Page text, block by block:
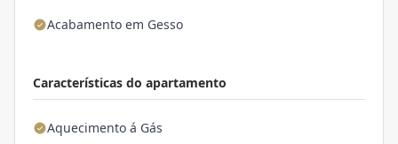
Acabamento em Gesso
Características do apartamento
Aquecimento á Gás